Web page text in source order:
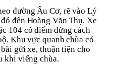
đường Âu Cơ, rẽ vào Lý
đến Hoàng Văn Thụ. Xe
104 có điểm dừng cách
Khu vực quanh chùa có
gửi xe, thuận tiện cho
khi viếng chùa.